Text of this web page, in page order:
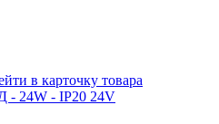
в карточку товара